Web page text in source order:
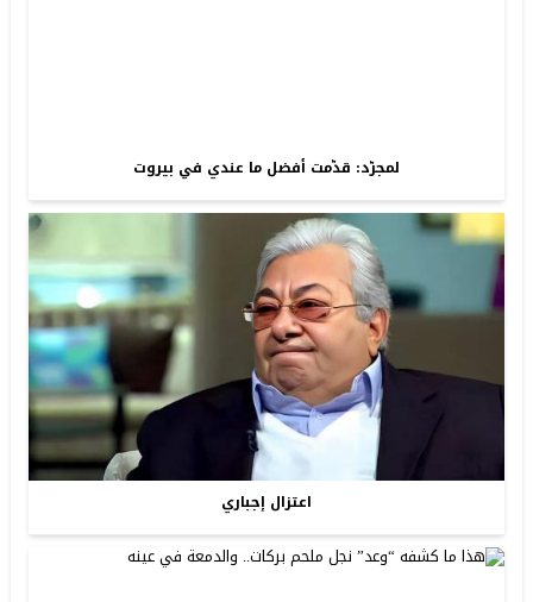
لمجرّد: قدّمت أفضل ما عندي في بيروت
اعتزال إجباري